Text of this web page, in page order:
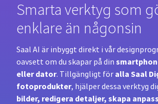
Smarta verktyg som
enklare än någonsin
Saal AI är inbyggt direkt i vår
oavsett om du skapar på din
eller dator. Tillgängligt för alla Saal
fotoprodukter, hjälper dessa verktyg
bilder, redigera detaljer, skapa